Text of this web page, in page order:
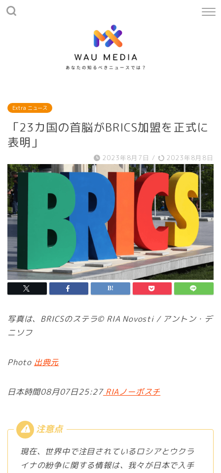
Extra ニュース
「23カ国の首脳がBRICS加盟を正式に
表明」
2023年8月7日 / 2023年8月8日
写真は、BRICSのステラ© RIA Novosti / アントン・デ
ニソフ
Photo 出典元
日本時間08月07日25:27RIAノーボスチ
現在、世界中で注目されているロシアとウクラ
イナの紛争に関する情報は、我々が日本で入手